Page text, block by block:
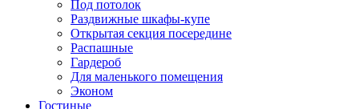
Под потолок
Раздвижные шкафы-купе
Открытая секция посередине
Распашные
Гардероб
Для маленького помещения
Эконом
Гостиные